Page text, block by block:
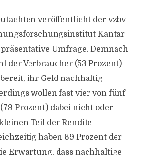
veröffentlicht der vzbv
Kantar
Umfrage. Demnach
der Verbraucher (53 Prozent)
ihr Geld nachhaltig
wollen fast vier von fünf
Prozent) dabei nicht oder
Teil der Rendite
haben 69 Prozent der
Erwartung, dass nachhaltige